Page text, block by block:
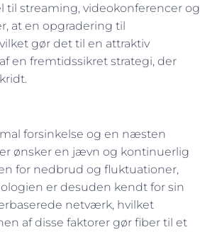
til streaming, videokonferencer og
at en opgradering til
gør det til en attraktiv
en fremtidssikret strategi, der
forsinkelse og en næsten
ønsker en jævn og kontinuerlig
for nedbrud og fluktuationer,
er desuden kendt for sin
netværk, hvilket
af disse faktorer gør fiber til et